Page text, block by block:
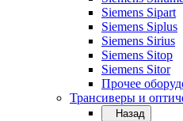
Siemens Sipart
Siemens Siplus
Siemens Sirius
Siemens Sitop
Siemens Sitor
Прочее
Трансиверы и
Назад